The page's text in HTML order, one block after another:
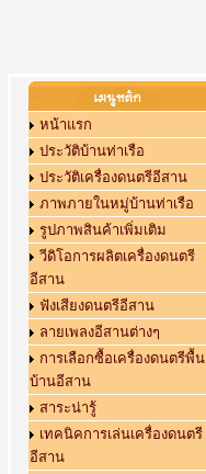
หน้าแรก
ประวัติบ้านท่าเรือ
ประวัติเครื่องดนตรีอีสาน
ภาพภายในหมู่บ้านท่าเรือ
รูปภาพสินค้าเพิ่มเติม
วีดิโอการผลิตเครื่องดนตรี
อีสาน
ฟังเสียงดนตรีอีสาน
ลายเพลงอีสานต่างๆ
การเลือกซื้อเครื่องดนตรีพื้น
บ้านอีสาน
สาระน่ารู้
เทคนิคการเล่นเครื่องดนตรี
อีสาน